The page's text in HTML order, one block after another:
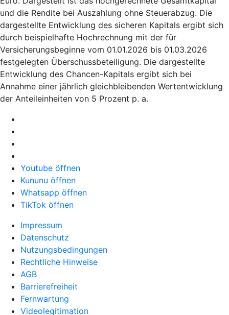
und die Rendite bei Auszahlung ohne Steuerabzug. Die
dargestellte Entwicklung des sicheren Kapitals ergibt sich
durch beispielhafte Hochrechnung mit der für
Versicherungsbeginne vom 01.01.2026 bis 01.03.2026
festgelegten Überschussbeteiligung. Die dargestellte
Entwicklung des Chancen-Kapitals ergibt sich bei
Annahme einer jährlich gleichbleibenden Wertentwicklung
der Anteileinheiten von 5 Prozent p. a.
Youtube öffnen
Kununu öffnen
Whatsapp öffnen
TikTok öffnen
Impressum
Datenschutz
Nutzungsbedingungen
Rechtliche Hinweise
AGB
Barrierefreiheit
Fernwartung
Videolegitimation